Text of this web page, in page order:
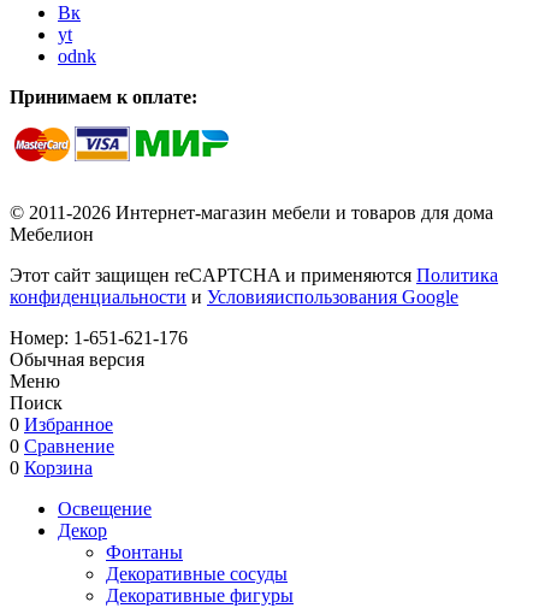
Вк
yt
odnk
Принимаем к оплате:
© 2011-2026 Интернет-магазин мебели и товаров для дома
Мебелион
Этот сайт защищен reCAPTCHA и применяются Политика
конфиденциальности и Условияиспользования Google
Номер: 1-651-621-176
Обычная версия
Меню
Поиск
0 Избранное
0 Сравнение
0 Корзина
Освещение
Декор
Фонтаны
Декоративные сосуды
Декоративные фигуры